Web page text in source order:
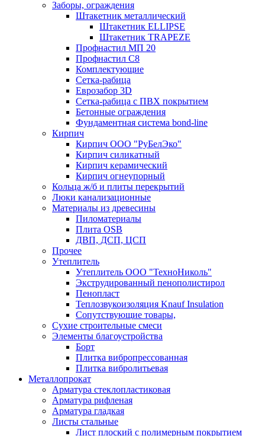
Заборы, ограждения
Штакетник металлический
Штакетник ELLIPSE
Штакетник TRAPEZE
Профнастил МП 20
Профнастил С8
Комплектующие
Сетка-рабица
Еврозабор 3D
Сетка-рабица с ПВХ покрытием
Бетонные ограждения
Фундаментная система bond-line
Кирпич
Кирпич ООО "РуБелЭко"
Кирпич силикатный
Кирпич керамический
Кирпич огнеупорный
Кольца ж/б и плиты перекрытий
Люки канализационные
Материалы из древесины
Пиломатериалы
Плита OSB
ДВП, ДСП, ЦСП
Прочее
Утеплитель
Утеплитель ООО "ТехноНиколь"
Экструдированный пенополистирол
Пенопласт
Теплозвукоизоляция Knauf Insulation
Сопутствующие товары,
Сухие строительные смеси
Элементы благоустройства
Борт
Плитка вибропрессованная
Плитка вибролитьевая
Металлопрокат
Арматура стеклопластиковая
Арматура рифленая
Арматура гладкая
Листы стальные
Лист плоский с полимерным покрытием